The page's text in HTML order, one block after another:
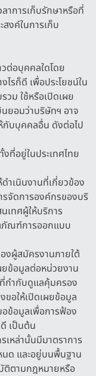
าการเก็บรักษาหรือที่
งค์ในการเก็บ
ต่อบุคคลใดโดย
รก็ดี เพื่อประโยชน์ใน
วม ใช้หรือเปิดเผย
ยอมว่าบริษัทฯ อาจ
กับบุคคลอื่น ดังต่อไป
งที่อยู่ในประเทศไทย
ำเนินงานที่เกี่ยวข้อง
รจัดการองค์กรของบริ
เทศผู้ให้บริการ
ภัณฑ์การออกแบบ
งผู้สมัครงานภายใต้
ข้อมูลต่อหน่วยงาน
กำกับดูแลคุ้มครอง
อให้เปิดเผยข้อมูล
ข้อมูลเพื่อการฟ้อง
เป็นต้น
เหล่านั้นมีมาตราการ
ด และอยู่บนพื้นฐาน
ติตามกฎหมายหรือ